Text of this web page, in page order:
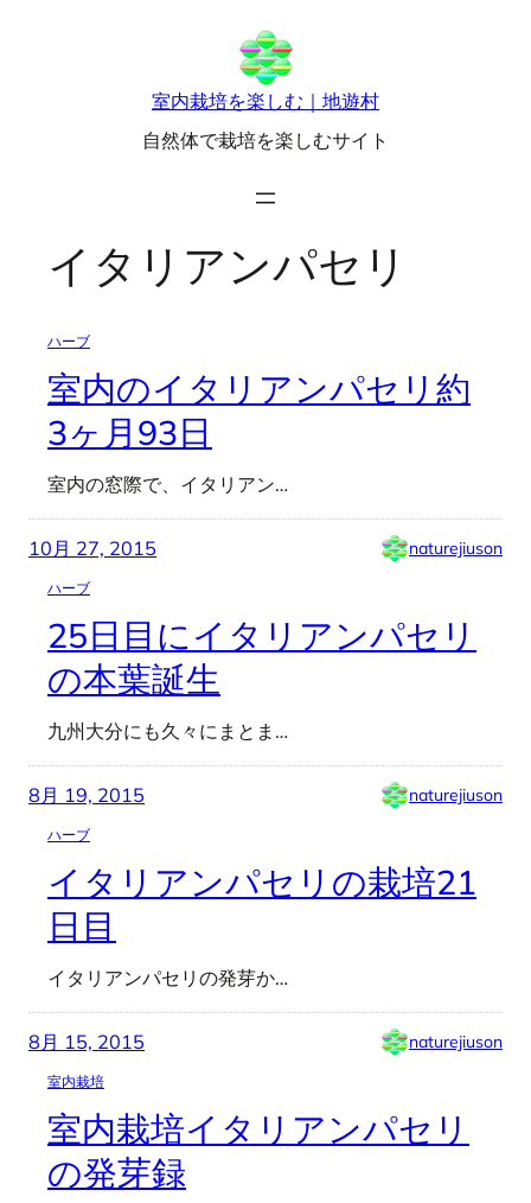
室内栽培を楽しむ｜地遊村
自然体で栽培を楽しむサイト
イタリアンパセリ
ハーブ
室内のイタリアンパセリ約
3ヶ月93日
室内の窓際で、イタリアン…
10月 27, 2015 naturejiuson
ハーブ
25日目にイタリアンパセリ
の本葉誕生
九州大分にも久々にまとま…
8月 19, 2015 naturejiuson
ハーブ
イタリアンパセリの栽培21
日目
イタリアンパセリの発芽か…
8月 15, 2015 naturejiuson
室内栽培
室内栽培イタリアンパセリ
の発芽録